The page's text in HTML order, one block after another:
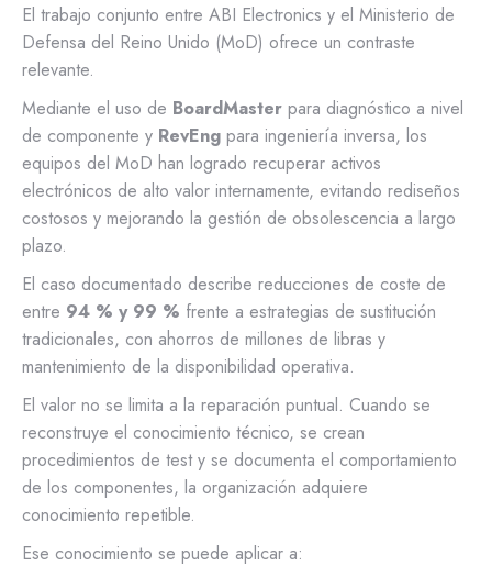
El trabajo conjunto entre ABI Electronics y el Ministerio de
Defensa del Reino Unido (MoD) ofrece un contraste
relevante.
Mediante el uso de BoardMaster para diagnóstico a nivel
de componente y RevEng para ingeniería inversa, los
equipos del MoD han logrado recuperar activos
electrónicos de alto valor internamente, evitando rediseños
costosos y mejorando la gestión de obsolescencia a largo
plazo.
El caso documentado describe reducciones de coste de
entre 94 % y 99 % frente a estrategias de sustitución
tradicionales, con ahorros de millones de libras y
mantenimiento de la disponibilidad operativa.
El valor no se limita a la reparación puntual. Cuando se
reconstruye el conocimiento técnico, se crean
procedimientos de test y se documenta el comportamiento
de los componentes, la organización adquiere
conocimiento repetible.
Ese conocimiento se puede aplicar a: